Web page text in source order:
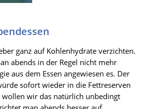
ganz auf Kohlenhydrate verzichten.
abends in der Regel nicht mehr
aus dem Essen angewiesen es. Der
sofort wieder in die Fettreserven
wir das natürlich unbedingt